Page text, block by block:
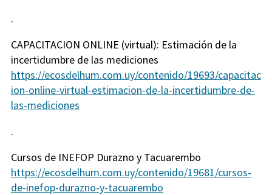
.
CAPACITACION ONLINE (virtual): Estimación de la
incertidumbre de las mediciones
https://ecosdelhum.com.uy/contenido/19693/capacitac
ion-online-virtual-estimacion-de-la-incertidumbre-de-
las-mediciones
.
Cursos de INEFOP Durazno y Tacuarembo
https://ecosdelhum.com.uy/contenido/19681/cursos-
de-inefop-durazno-y-tacuarembo